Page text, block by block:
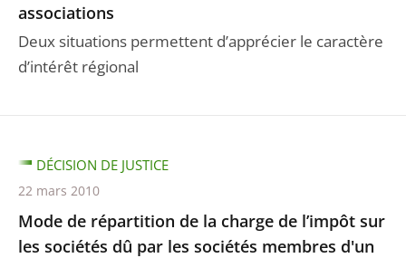
associations
Deux situations permettent d’apprécier le caractère
d’intérêt régional
Mode de répartition de la charge de l’impôt sur
les sociétés dû par les sociétés membres d'un
DÉCISION DE JUSTICE
22 mars 2010